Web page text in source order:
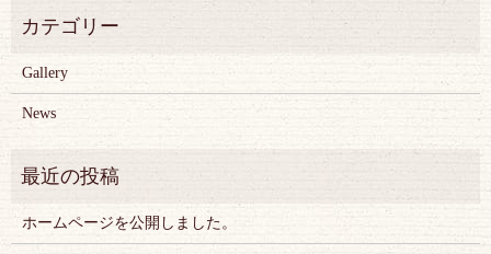
Gallery
News
ホームページを公開しました。